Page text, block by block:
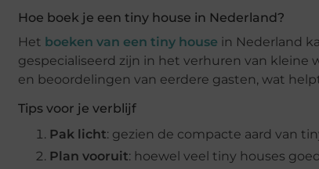
Hoe boek je een tiny house in Nederland?
Het boeken van een tiny house in Nederland
gespecialiseerd zijn in het verhuren van kleine
en beoordelingen van eerdere gasten, wat
Tips voor je verblijf
Pak licht: gezien de compacte aard van
Plan vooruit: hoewel veel tiny houses